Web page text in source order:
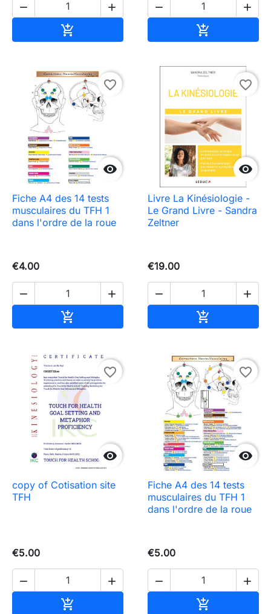
 

 


favorite_border
Fiche A4 des 14 tests
musculaires du TFH 1
dans l'ordre de la roue
€4.00
 


favorite_border
Livre La Kinésiologie -
Le Grand Livre - Sandra
Zeltner
€19.00
 


favorite_border
copy of Cotisation site
TFH
€5.00
 


favorite_border
Fiche A4 des 14 tests
musculaires du TFH 1
dans l'ordre de la roue
€5.00
 
